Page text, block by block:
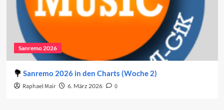
Sanremo 2026
Sanremo 2026 in den Charts (Woche 2)
Raphael Mair 6. März 2026 0